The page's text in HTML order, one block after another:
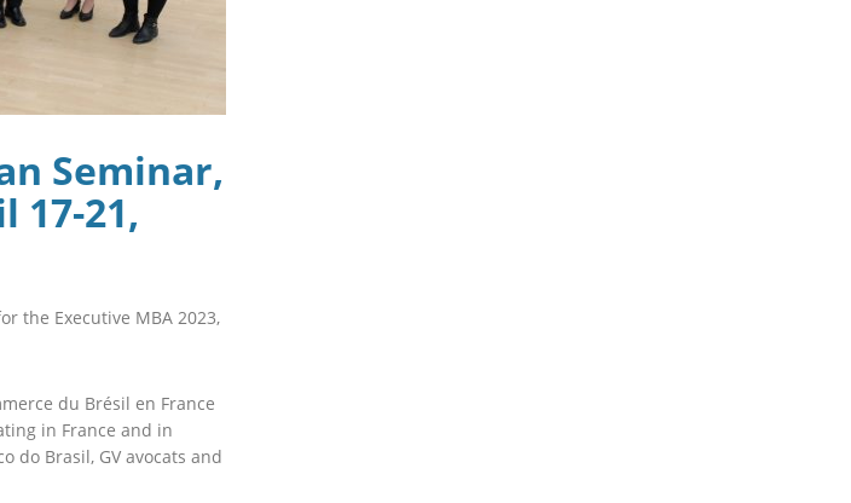
Seminar,
17-21,
the Executive MBA 2023,
du Brésil en France
in France and in
do Brasil, GV avocats and